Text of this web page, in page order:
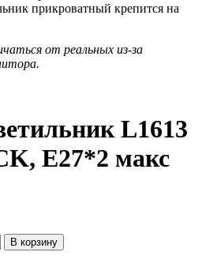
прикроватный крепится на
от реальных из-за
L1613
Е27*2 макс
В корзину